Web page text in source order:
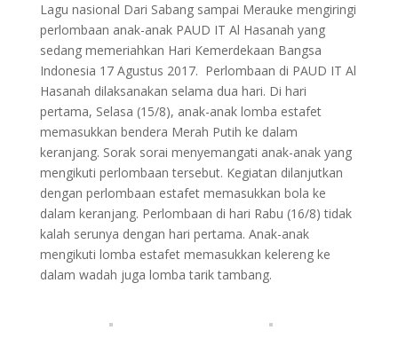
Lagu nasional Dari Sabang sampai Merauke mengiringi
perlombaan anak-anak PAUD IT Al Hasanah yang
sedang memeriahkan Hari Kemerdekaan Bangsa
Indonesia 17 Agustus 2017. Perlombaan di PAUD IT Al
Hasanah dilaksanakan selama dua hari. Di hari
pertama, Selasa (15/8), anak-anak lomba estafet
memasukkan bendera Merah Putih ke dalam
keranjang. Sorak sorai menyemangati anak-anak yang
mengikuti perlombaan tersebut. Kegiatan dilanjutkan
dengan perlombaan estafet memasukkan bola ke
dalam keranjang. Perlombaan di hari Rabu (16/8) tidak
kalah serunya dengan hari pertama. Anak-anak
mengikuti lomba estafet memasukkan kelereng ke
dalam wadah juga lomba tarik tambang.